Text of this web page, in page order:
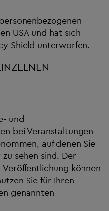
USA und hat sich
Shield unterworfen.
und
bei Veranstaltungen
auf denen Sie
sehen sind. Der
können
Sie für Ihren
genannten